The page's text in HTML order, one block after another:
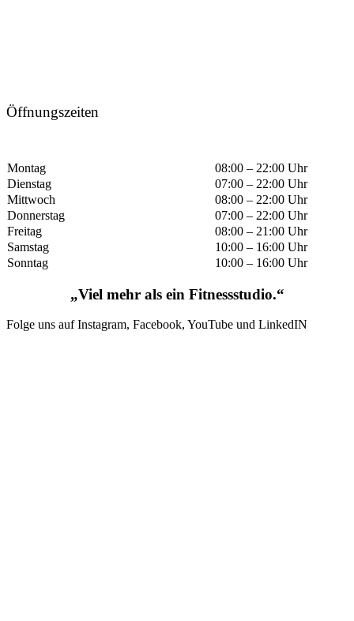
Öffnungszeiten
Montag
08:00 – 22:00 Uhr
Dienstag
07:00 – 22:00 Uhr
Mittwoch
08:00 – 22:00 Uhr
Donnerstag
07:00 – 22:00 Uhr
Freitag
08:00 – 21:00 Uhr
Samstag
10:00 – 16:00 Uhr
Sonntag
10:00 – 16:00 Uhr
„Viel mehr als ein Fitnessstudio.“
Folge uns auf Instagram, Facebook, YouTube und LinkedIN